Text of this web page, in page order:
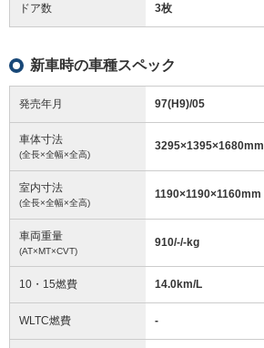
ドア数 3枚
新車時の車種スペック
発売年月 97(H9)/05
車体寸法
(全長×全幅×全高)
3295×1395×1680mm
室内寸法
(全長×全幅×全高)
1190×1190×1160mm
車両重量
(AT×MT×CVT)
910/-/-kg
10・15燃費 14.0km/L
WLTC燃費 -